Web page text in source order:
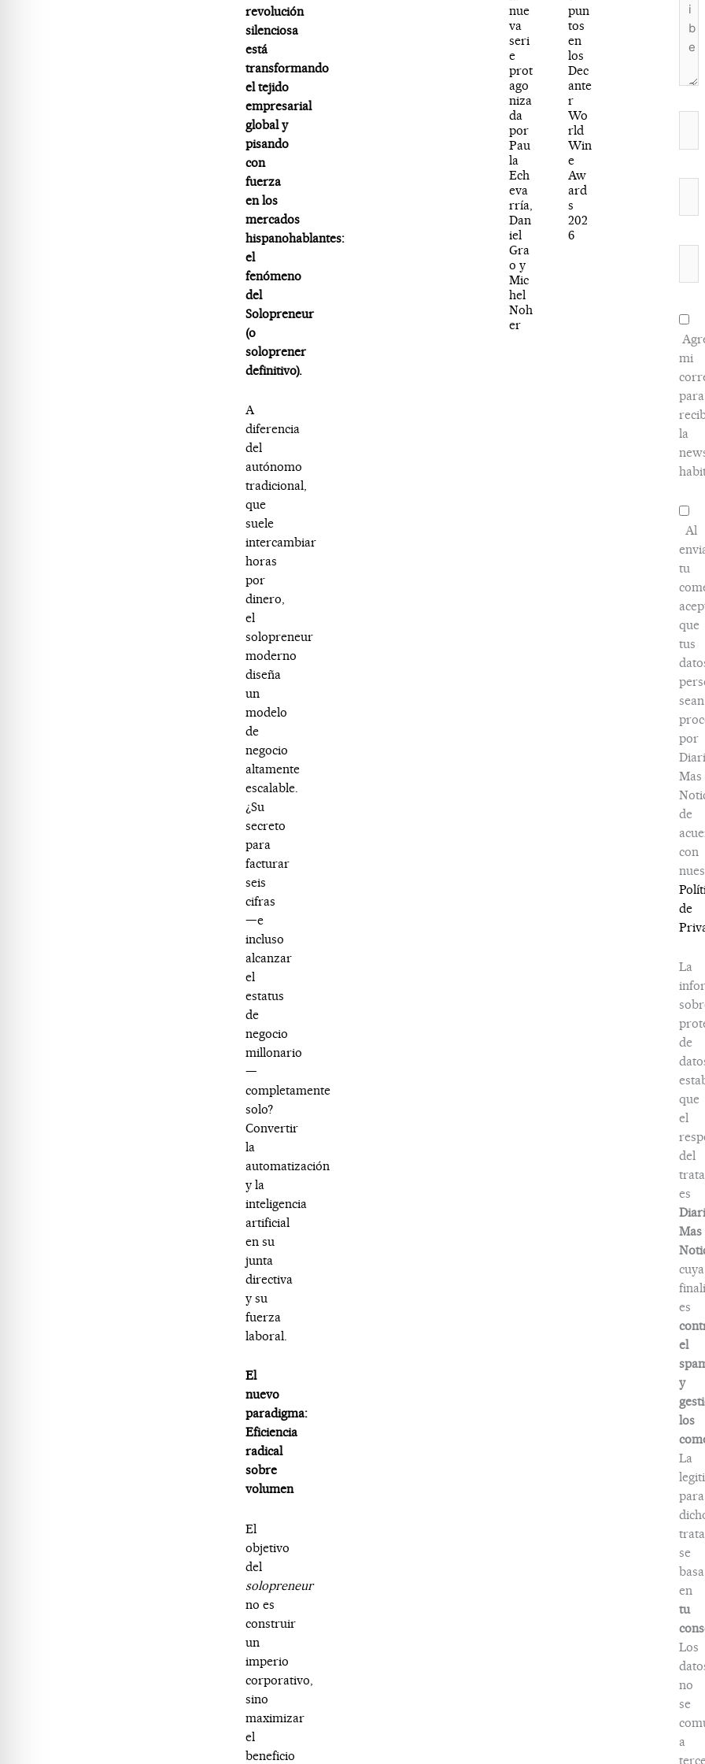
revolución
silenciosa
está
transformando
el tejido
empresarial
global y
pisando
con
fuerza
en los
mercados
hispanohablantes:
el
fenómeno
del
Solopreneur
(o
soloprener
definitivo).
A
diferencia
del
autónomo
tradicional,
que
suele
intercambiar
horas
por
dinero,
el
solopreneur
moderno
diseña
un
modelo
de
negocio
altamente
escalable.
¿Su
secreto
para
facturar
seis
cifras
—e
incluso
alcanzar
el
estatus
de
negocio
millonario
—
completamente
solo?
Convertir
la
automatización
y la
inteligencia
artificial
en su
junta
directiva
y su
fuerza
laboral.
El
nuevo
paradigma:
Eficiencia
radical
sobre
volumen
El
objetivo
del
solopreneur
no es
construir
un
imperio
corporativo,
sino
maximizar
el
beneficio
nue
va
seri
e
prot
ago
niza
da
por
Pau
la
Ech
eva
rría,
Dan
iel
Gra
o y
Mic
hel
Noh
er
pun
tos
en
los
Dec
ante
r
Wo
rld
Win
e
Aw
ard
s
202
6
mi
para
la
Al
tu
que
tus
sean
por
Mas
de
con
de
La
de
que
el
del
es
Mas
cuya
es
el
y
los
La
para
se
basa
en
tu
Los
no
se
a